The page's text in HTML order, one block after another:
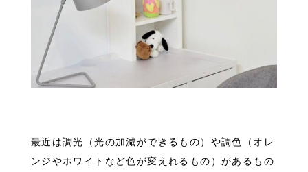
最近は調光（光の加減ができるもの）や調色（オレ
ンジやホワイトなど色が変えれるもの）があるもの